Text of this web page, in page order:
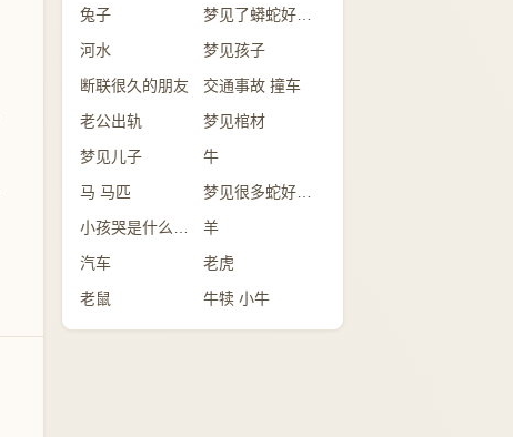
兔子
梦见了蟒蛇好不好？
河水
梦见孩子
断联很久的朋友
交通事故 撞车
老公出轨
梦见棺材
梦见儿子
牛
马 马匹
梦见很多蛇好不好？
羊
汽车
老虎
老鼠
牛犊 小牛